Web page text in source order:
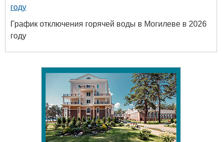
году
График отключения горячей воды в Могилеве в 2026
году